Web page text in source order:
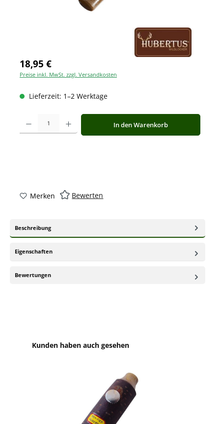
18,95 €
Preise inkl. MwSt. zzgl. Versandkosten
Lieferzeit: 1–2 Werktage
Produkt Anzahl: Gib den gewünschten Wert ein oder benutze die
In den Warenkorb
Merken Bewerten
Beschreibung
Eigenschaften
Bewertungen
Produktgalerie überspringen
Kunden haben auch gesehen